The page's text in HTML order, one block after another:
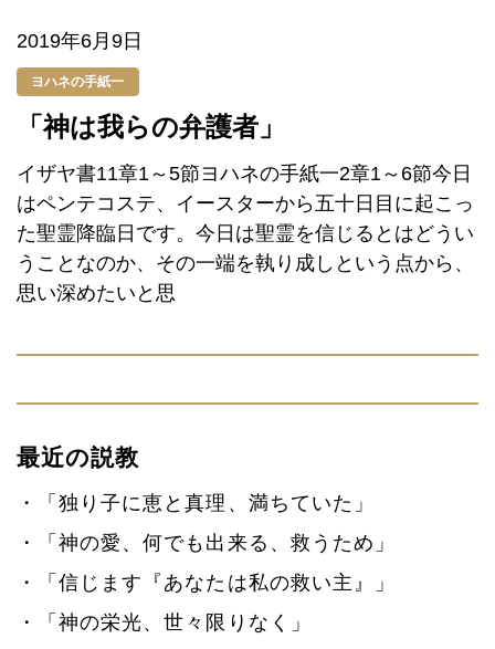
2019年6月9日
ヨハネの手紙一
「神は我らの弁護者」
イザヤ書11章1～5節ヨハネの手紙一2章1～6節今日
はペンテコステ、イースターから五十日目に起こっ
た聖霊降臨日です。今日は聖霊を信じるとはどうい
うことなのか、その一端を執り成しという点から、
思い深めたいと思
最近の説教
「独り子に恵と真理、満ちていた」
「神の愛、何でも出来る、救うため」
「信じます『あなたは私の救い主』」
「神の栄光、世々限りなく」